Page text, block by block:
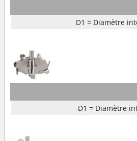
D1 = Diamètre
D1 = Diamètre